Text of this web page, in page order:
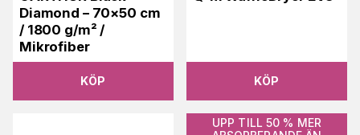
Diamond – 70×50 cm
/ 1800 g/m² /
Mikrofiber
KÖP KÖP
UPP TILL 50 % MER